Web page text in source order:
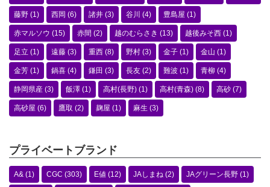
藤野 (1) 西岡 (6) 諸井 (3) 谷川 (4) 豊島屋 (1)
赤マルソウ (15) 赤間 (2) 越のむらさき (13) 越後みそ西 (1)
足立 (1) 遠藤 (3) 重西 (8) 野村 (3) 金子 (1) 金山 (1)
金芳 (1) 鍋喜 (4) 鎌田 (3) 長友 (2) 難波 (1) 青柳 (4)
静岡県産 (3) 飯澤 (1) 高村(長野) (1) 高村(青森) (8) 高砂 (7)
高砂屋 (6) 鷹取 (2) 麹屋 (1) 麻生 (3)
プライベートブランド
A& (1) CGC (303) E値 (12) JAしまね (2) JAグリーン長野 (1)